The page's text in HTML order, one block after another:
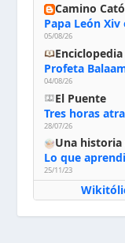
Camino
05/08/26
Profeta
04/08/26
El Puente
Tres horas
28/07/26
Una historia
Lo que
25/11/23